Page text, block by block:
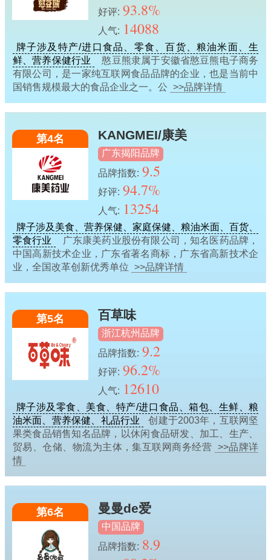
好评: 93.8%
人气: 14088
牌子涉及特产/进口食品、零食、百货、粮油米面、生
鲜、营养保健行业
憨豆熊隶属于安徽省憨豆熊电子商务
有限公司，是一家纯互联网食品品牌的企业，也是当前中
国销售规模最大的食品企业之一。公 >>品牌详情
第4名 KANGMEI/康美
广东揭阳品牌
品牌指数: 9.5
好评: 94.7%
人气: 13254
牌子涉及美食、营养保健、家庭保健、粮油米面、百货、
零食行业
广东康美药业股份有限公司，知名医药品牌，
中国高新技术企业，广东省著名商标，广东省高新技术企
业，全国改革创新优秀单位 >>品牌详情
第5名 百草味
浙江杭州品牌
品牌指数: 9.2
好评: 96.2%
人气: 12610
牌子涉及零食、美食、特产/进口食品、箱包、生鲜、粮
油米面、营养保健、礼品行业
创建于2003年，互联网坚
果类食品销售知名品牌，以休闲食品研发、加工、生产、
贸易、仓储、物流为主体，集互联网商务经营 >>品牌详
情
第6名 曼曼de爱
中国品牌
品牌指数: 8.9